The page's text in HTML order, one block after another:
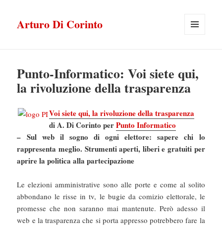
Arturo Di Corinto
Punto-Informatico: Voi siete qui,
la rivoluzione della trasparenza
Voi siete qui, la rivoluzione della trasparenza
di A. Di Corinto perPunto Informatico
– Sul web il sogno di ogni elettore: sapere chi lo
rappresenta meglio. Strumenti aperti, liberi e gratuiti per
aprire la politica alla partecipazione
Le elezioni amministrative sono alle porte e come al solito
abbondano le risse in tv, le bugie da comizio elettorale, le
promesse che non saranno mai mantenute. Però adesso il
web e la trasparenza che si porta appresso potrebbero fare la